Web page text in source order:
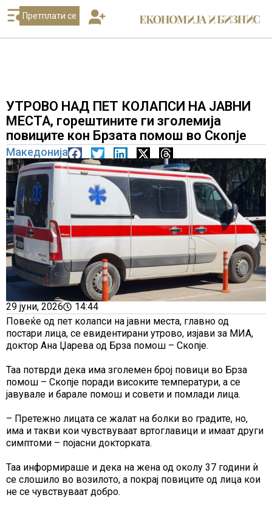
Претплати се
УТРОВО НАД ПЕТ КОЛАПСИ НА ЈАВНИ
МЕСТА, горештините ги зголемија
повиците кон Брзата помош во Скопје
Македонија
29 јуни, 2026
14:44
Повеќе од пет колапси на јавни места, главно од
постари лица, се евидентирани утрово, изјави за МИА,
доктор Ана Џарева од Брза помош – Скопје.
Таа потврди дека има зголемен број повици во Брза
помош – Скопје поради високите температури, а се
јавувале и барале помош и совети и помлади лица.
– Претежно лицата се жалат на болки во градите, но,
има и такви кои чувствуваат вртоглавици и имаат други
симптоми – појасни докторката.
Таа информираше и дека на жена од околу 37 години ѝ
се слошило во возилото, а покрај повиците од лица кои
не се чувствуваат добро.